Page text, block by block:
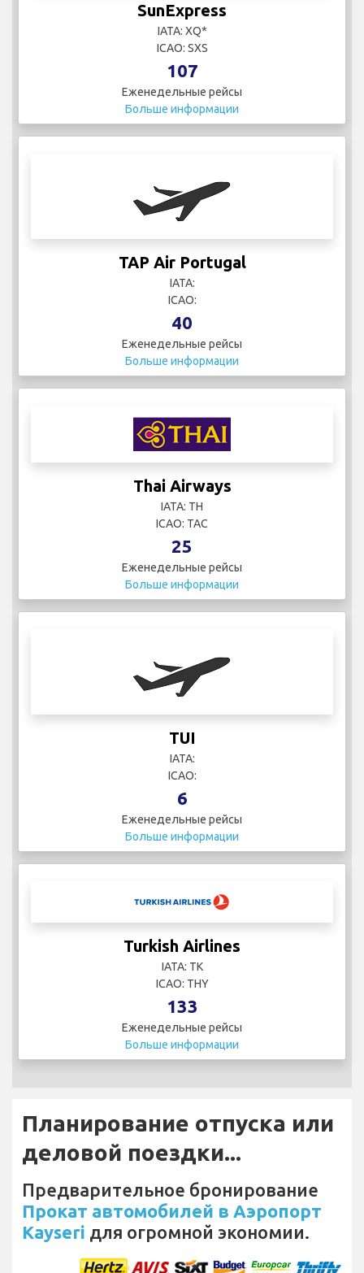
SunExpress
IATA: XQ*
ICAO: SXS
107
Еженедельные рейсы
Больше информации
TAP Air Portugal
IATA:
ICAO:
40
Еженедельные рейсы
Больше информации
Thai Airways
IATA: TH
ICAO: TAC
25
Еженедельные рейсы
Больше информации
TUI
IATA:
ICAO:
6
Еженедельные рейсы
Больше информации
Turkish Airlines
IATA: TK
ICAO: THY
133
Еженедельные рейсы
Больше информации
Планирование отпуска или
деловой поездки...
Предварительное бронирование
Прокат автомобилей в Аэропорт
Kayseri для огромной экономии.